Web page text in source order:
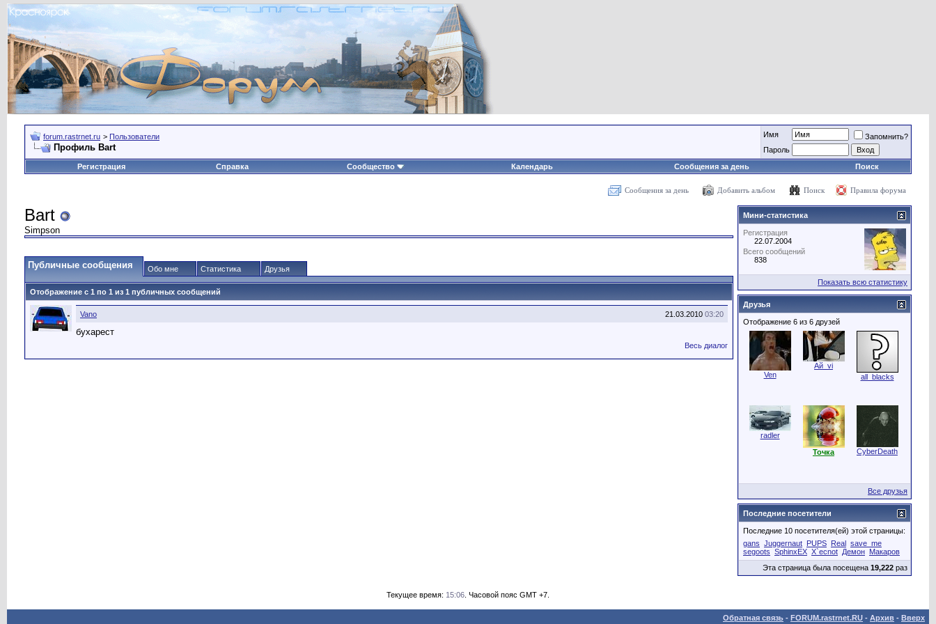
forum.rastrnet.ru > Пользователи
Профиль Bart
Имя
Запомнить?
Пароль
Регистрация
Справка Сообщество Календарь Сообщения за день Поиск
Сообщения за день Добавить альбом Поиск Правила форума
Bart
Simpson
Публичные сообщения Обо мне Статистика Друзья
Отображение с 1 по 1 из 1 публичных сообщений
21.03.2010 03:20
Vano
бухарест
Весь диалог
Мини-статистика
Регистрация
22.07.2004
Всего сообщений
838
Показать всю статистику
Друзья
Отображение 6 из 6 друзей
Ven
Aй_vi
all_blacks
radler
Точка CyberDeath
Все друзья
Последние посетители
Последние 10 посетителя(ей) этой страницы:
gans Juggernaut PUPS Real save_me
segoots SphinxEX X`ecnot Демон Макаров
Эта страница была посещена 19,222 раз
Текущее время: 15:06 . Часовой пояс GMT +7.
Обратная связь - FORUM.rastrnet.RU - Архив - Вверх